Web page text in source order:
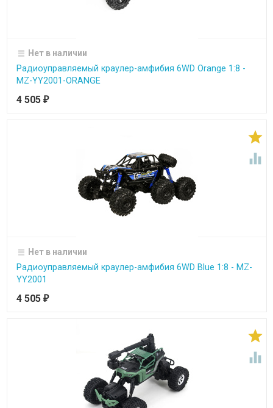
Нет в наличии
Радиоуправляемый краулер-амфибия 6WD Orange 1:8 -
MZ-YY2001-ORANGE
4 505 ₽


Нет в наличии
Радиоуправляемый краулер-амфибия 6WD Blue 1:8 - MZ-
YY2001
4 505 ₽

